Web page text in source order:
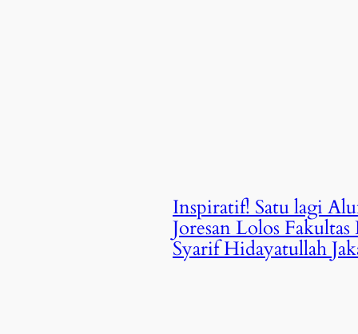
Inspiratif! Satu lagi
Joresan Lolos
Syarif Hidayatullah